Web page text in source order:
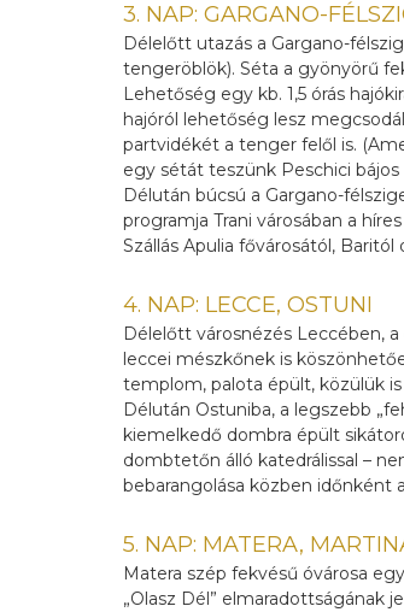
3. NAP: GARGANO-
Délelőtt utazás a Gargano-
tengeröblök). Séta a gyönyörű
Lehetőség egy kb. 1,5 órás
hajóról lehetőség lesz
partvidékét a tenger felől is.
egy sétát teszünk Peschici bájos
Délután búcsú a Gargano-
programja Trani városában a
Szállás Apulia fővárosától, Baritól
4. NAP: LECCE, OSTUNI
Délelőtt városnézés Leccében,
leccei mészkőnek is
templom, palota épült, közülük
Délután Ostuniba, a legszebb
kiemelkedő dombra épült
dombtetőn álló katedrálissal –
bebarangolása közben időnként
5. NAP: MATERA,
Matera szép fekvésű óvárosa
„Olasz Dél” elmaradottságának